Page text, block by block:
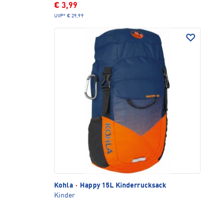
€ 3,99
UVP* € 29,99
Kohla ·
Happy 15L Kinderrucksack
Kinder